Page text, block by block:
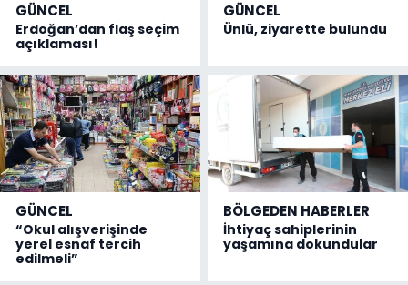
GÜNCEL
Erdoğan’dan flaş seçim
açıklaması!
GÜNCEL
Ünlü, ziyarette bulundu
GÜNCEL
“Okul alışverişinde
yerel esnaf tercih
edilmeli”
BÖLGEDEN HABERLER
İhtiyaç sahiplerinin
yaşamına dokundular